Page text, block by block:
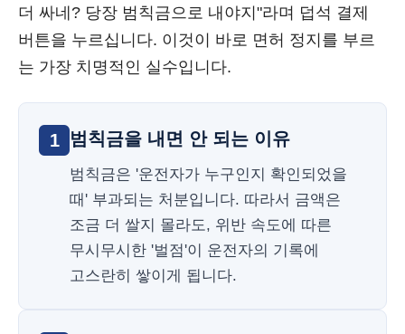
더 싸네? 당장 범칙금으로 내야지"라며 덥석 결제
버튼을 누르십니다. 이것이 바로 면허 정지를 부르
는 가장 치명적인 실수입니다.
1 범칙금을 내면 안 되는 이유
범칙금은 '운전자가 누구인지 확인되었을
때' 부과되는 처분입니다. 따라서 금액은
조금 더 쌀지 몰라도, 위반 속도에 따른
무시무시한 '벌점'이 운전자의 기록에
고스란히 쌓이게 됩니다.